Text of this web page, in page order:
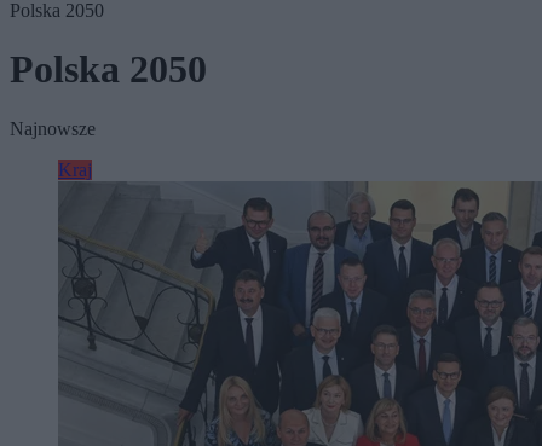
Polska 2050
Polska 2050
Najnowsze
Kraj